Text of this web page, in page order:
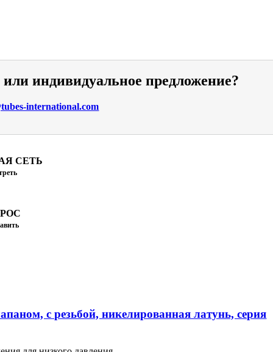
индивидуальное предложение?
international.com
СЕТЬ
с резьбой, никелированная латунь, серия